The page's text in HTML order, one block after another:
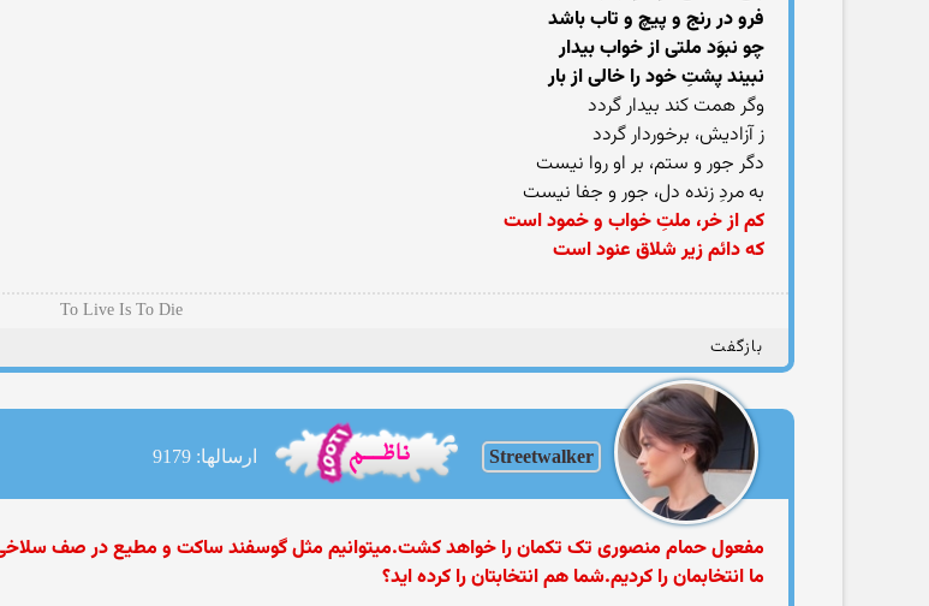
فرو در رنج و پیچ و تاب باشد
چو نبوَد ملتی از خواب بیدار
نبیند پشتِ خود را خالی از بار
وگر همت کند بیدار گردد
ز آزادیش، برخوردار گردد
دگر جور و ستم، بر او روا نیست
به مردِ زنده ‌دل، جور و جفا نیست
کم از خر، ملتِ خواب و خمود است
که دائم زیر شلاق عنود است
To Live Is To Die
بازگفت
Streetwalker ارسالها: 9179
مفعول حمام منصوری تک تکمان را خواهد کشت.میتوانیم مثل گوسفند ساکت و مطیع در صف سلاخی
ما انتخابمان را کردیم.شما هم انتخابتان را کرده اید؟